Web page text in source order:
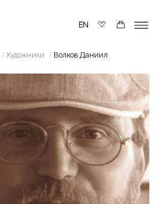
Художники Волков Даниил